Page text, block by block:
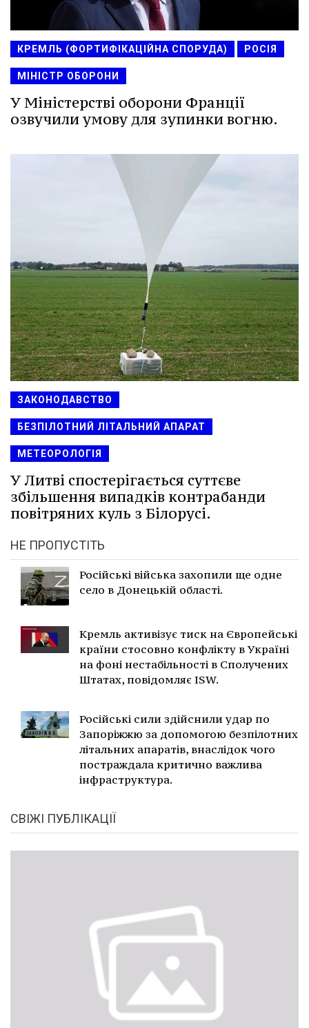
КРЕМЛЬ (ФОРТИФІКАЦІЙНА СПОРУДА) РОСІЯ
МІНІСТР ОБОРОНИ
У Міністерстві оборони Франції
озвучили умову для зупинки вогню.
ЗАКОНОДАВСТВО
БЕЗПІЛОТНИЙ ЛІТАЛЬНИЙ АПАРАТ
МЕТЕОРОЛОГІЯ
У Литві спостерігається суттєве
збільшення випадків контрабанди
повітряних куль з Білорусі.
НЕ ПРОПУСТІТЬ
Російські війська захопили ще одне
село в Донецькій області.
Кремль активізує тиск на Європейські
країни стосовно конфлікту в Україні
на фоні нестабільності в Сполучених
Штатах, повідомляє ISW.
Російські сили здійснили удар по
Запоріжжю за допомогою безпілотних
літальних апаратів, внаслідок чого
постраждала критично важлива
інфраструктура.
СВІЖІ ПУБЛІКАЦІЇ